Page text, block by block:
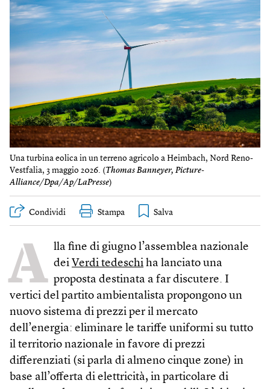
Una turbina eolica in un terreno agricolo a Heimbach, Nord Reno-
Vestfalia, 3 maggio 2026. (Thomas Banneyer, Picture-
Alliance/Dpa/Ap/LaPresse)
Condividi Stampa
A lla fine di giugno l’assemblea nazionale
dei Verdi tedeschi ha lanciato una
proposta destinata a far discutere. I
vertici del partito ambientalista propongono un
nuovo sistema di prezzi per il mercato
dell’energia: eliminare le tariffe uniformi su tutto
il territorio nazionale in favore di prezzi
differenziati (si parla di almeno cinque zone) in
base all’offerta di elettricità, in particolare di